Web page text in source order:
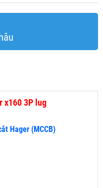
x160 3P lug
Hager (MCCB)